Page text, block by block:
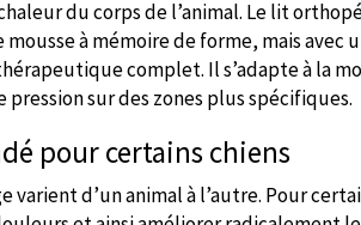
du corps de l’animal. Le lit
à mémoire de forme, mais avec
complet. Il s’adapte à la
sur des zones plus spécifiques.
pour certains chiens
varient d’un animal à l’autre. Pour